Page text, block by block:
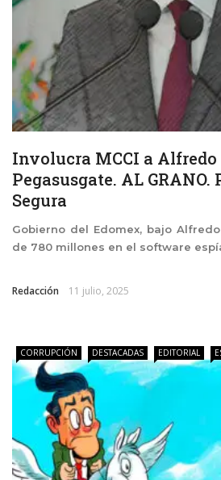
Involucra MCCI a Alfredo
Pegasusgate. AL GRANO.
Segura
Gobierno del Edomex, bajo
de 780 millones en el software
Redacción 11 julio, 2025
CORRUPCIÓN DESTACADAS EDITORIAL